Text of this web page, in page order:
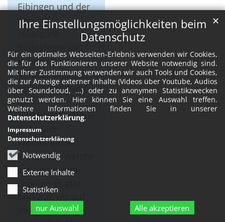
Ihre Einstellungsmöglichkeiten beim
Datenschutz
Für ein optimales Webseiten-Erlebnis verwenden wir Cookies,
die für das Funktionieren unserer Website notwendig sind.
Mit Ihrer Zustimmung verwenden wir auch Tools und Cookies,
die zur Anzeige externer Inhalte (Videos über Youtube, Audios
über Soundcloud, ...) oder zu anonymen Statistikzwecken
genutzt werden. Hier können Sie eine Auswahl treffen.
Weitere Informationen finden Sie in unserer
Datenschutzerklärung.
Notwendig
Externe Inhalte
Statistiken
nur Auswahl
Alle akzeptieren
✕
Impressum
Datenschutzerklärung
Eibingen und der
Abtei St.
inhaltlich
Verantwortliche)
eine Ausbildung
für
Multiplikator*inne
n. An vier
Wochenenden
lernen Sie: welche
authentischen
Quellen es gibt
ihrer Grundlage